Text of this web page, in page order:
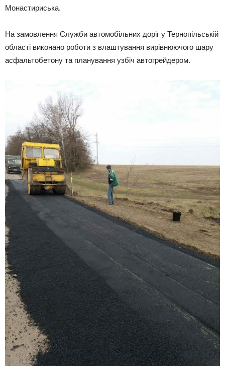
Монастириська.
На замовлення Служби автомобільних доріг у Тернопільській
області виконано роботи з влаштування вирівнюючого шару
асфальтобетону та планування узбіч автогрейдером.